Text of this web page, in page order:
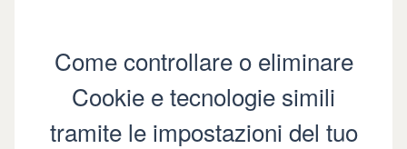
Come controllare o eliminare
Cookie e tecnologie simili
tramite le impostazioni del tuo